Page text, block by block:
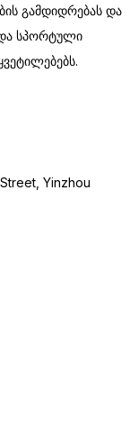
გამდიდრებას და
სპორტული
Yinzhou